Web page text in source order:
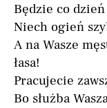
Będzie co
Niech ogień
A na Wasze
łasa!
Pracujecie
Bo służba